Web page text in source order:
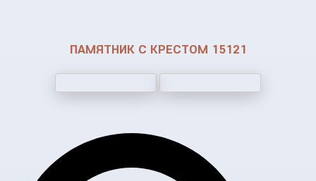
ПАМЯТНИК С КРЕСТОМ 15121